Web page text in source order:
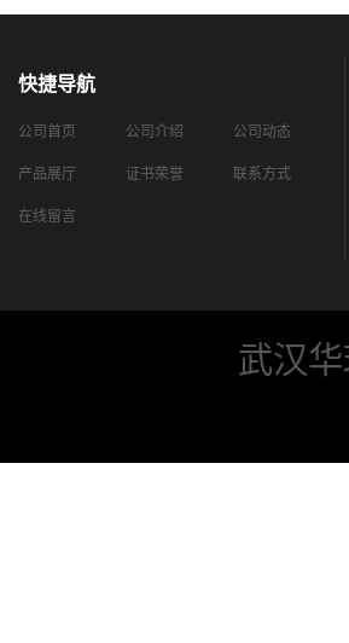
快捷导航
公司首页 公司介绍 公司动态
产品展厅 证书荣誉 联系方式
在线留言
武汉